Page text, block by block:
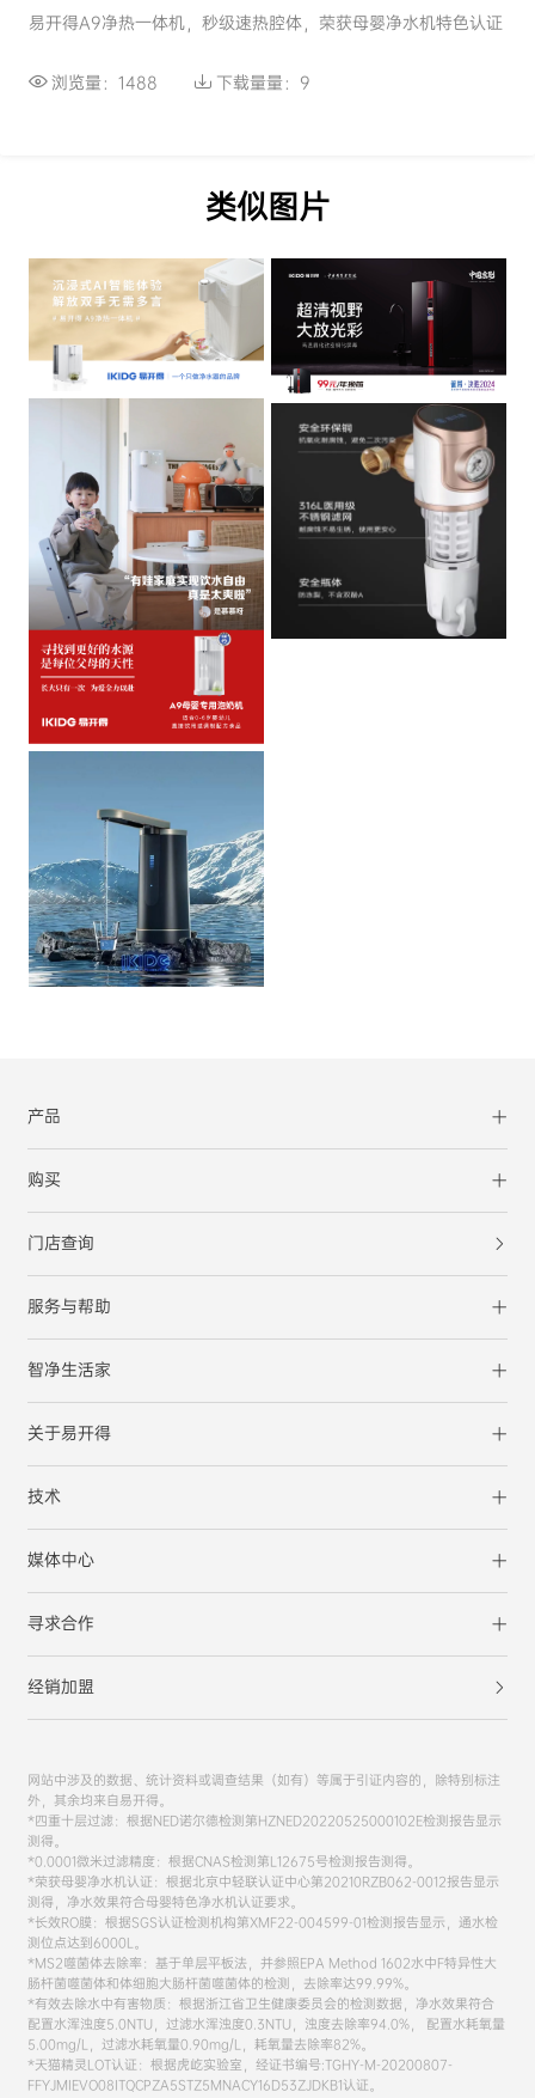
易开得A9净热一体机，秒级速热腔体，荣获母婴净水机特色认证
浏览量：1488 下载量量：9
类似图片
产品
购买
门店查询
服务与帮助
智净生活家
关于易开得
技术
媒体中心
寻求合作
经销加盟
网站中涉及的数据、统计资料或调查结果（如有）等属于引证内容的，除特别标注
外，其余均来自易开得。
*四重十层过滤：根据NED诺尔德检测第HZNED20220525000102E检测报告显示
测得。
*0.0001微米过滤精度：根据CNAS检测第L12675号检测报告测得。
*荣获母婴净水机认证：根据北京中轻联认证中心第20210RZB062-0012报告显示
测得，净水效果符合母婴特色净水机认证要求。
*长效RO膜：根据SGS认证检测机构第XMF22-004599-01检测报告显示，通水检
测位点达到6000L。
*MS2噬菌体去除率：基于单层平板法，并参照EPA Method 1602水中F特异性大
肠杆菌噬菌体和体细胞大肠杆菌噬菌体的检测，去除率达99.99%。
*有效去除水中有害物质：根据浙江省卫生健康委员会的检测数据，净水效果符合
配置水浑浊度5.0NTU，过滤水浑浊度0.3NTU，浊度去除率94.0%， 配置水耗氧量
5.00mg/L，过滤水耗氧量0.90mg/L，耗氧量去除率82%。
*天猫精灵LOT认证：根据虎屹实验室，经证书编号:TGHY-M-20200807-
FFYJMIEVO08ITQCPZA5STZ5MNACY16D53ZJDKB1认证。